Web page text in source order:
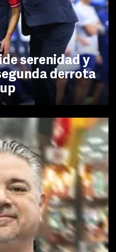
serenidad y
derrota